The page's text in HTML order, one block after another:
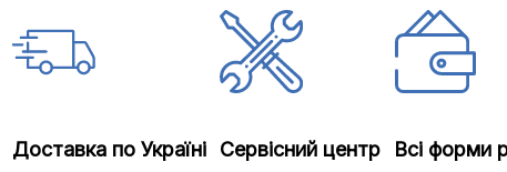
Доставка по Україні Сервісний центр Всі форми